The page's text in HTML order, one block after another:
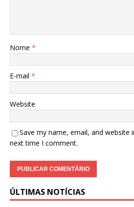
Nome *
E-mail *
Website
Save my name, email, and website
next time I comment.
ÚLTIMAS NOTÍCIAS